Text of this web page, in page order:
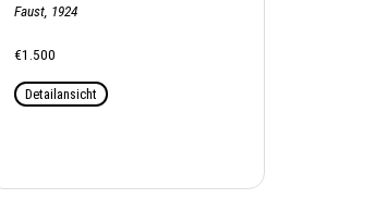
Faust, 1924
€1.500
Detailansicht